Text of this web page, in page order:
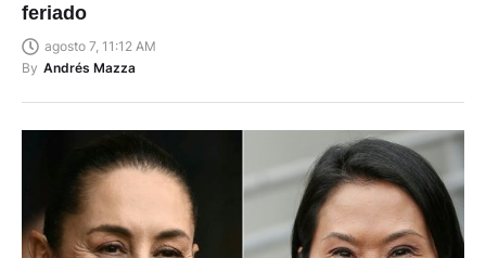
feriado
agosto 7, 11:12 AM
By Andrés Mazza